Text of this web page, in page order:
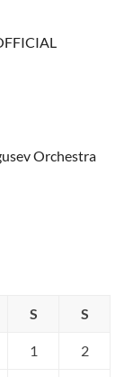
Orchestra
S S
1 2